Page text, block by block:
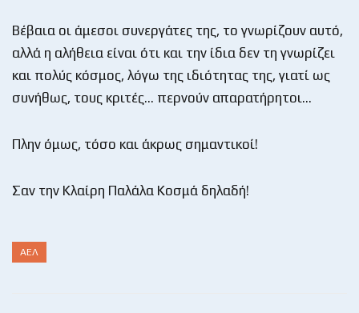
Βέβαια οι άμεσοι συνεργάτες της, το γνωρίζουν αυτό,
αλλά η αλήθεια είναι ότι και την ίδια δεν τη γνωρίζει
και πολύς κόσμος, λόγω της ιδιότητας της, γιατί ως
συνήθως, τους κριτές… περνούν απαρατήρητοι…
Πλην όμως, τόσο και άκρως σημαντικοί!
Σαν την Κλαίρη Παλάλα Κοσμά δηλαδή!
ΑΕΛ